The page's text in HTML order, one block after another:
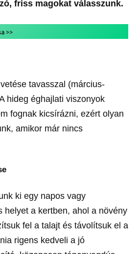
friss magokat válasszunk.
>>
tavasszal (március-
hideg éghajlati viszonyok
fognak kicsírázni, ezért olyan
amikor már nincs
ki egy napos vagy
helyet a kertben, ahol a növény
fel a talajt és távolítsuk el a
rigens kedveli a jó